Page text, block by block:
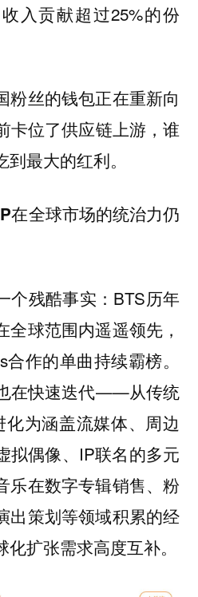
入贡献超过25%的份
粉丝的钱包正在重新向
卡位了供应链上游，谁
最大的红利。
在全球市场的统治力仍
个残酷事实：BTS历年
全球范围内遥遥领先，
作的单曲持续霸榜。
在快速迭代——从传统
为涵盖流媒体、周边
拟偶像、IP联名的多元
乐在数字专辑销售、粉
出策划等领域积累的经
扩张需求高度互补。